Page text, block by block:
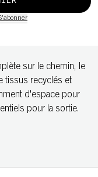
sur le chemin, le
tissus recyclés et
d'espace pour
pour la sortie.